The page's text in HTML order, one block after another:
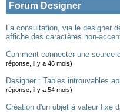
Forum Designer
La consultation, via le designer
affiche des caractères non-
Comment connecter une source
réponse, il y a 46 mois)
Designer : Tables introuvables
réponse, il y a 54 mois)
Création d'un objet à valeur fixe